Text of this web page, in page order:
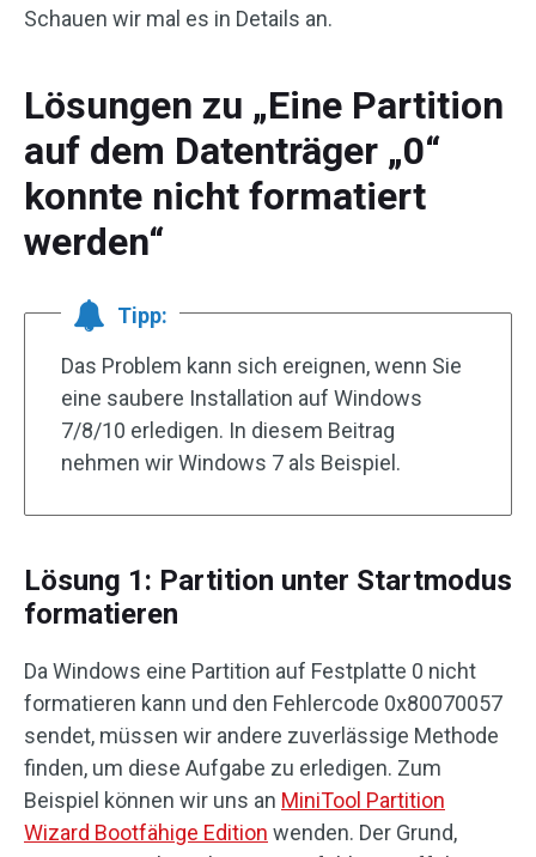
Schauen wir mal es in Details an.
Lösungen zu „Eine Partition
auf dem Datenträger „0“
konnte nicht formatiert
werden“
Tipp:
Das Problem kann sich ereignen, wenn Sie
eine saubere Installation auf Windows
7/8/10 erledigen. In diesem Beitrag
nehmen wir Windows 7 als Beispiel.
Lösung 1: Partition unter Startmodus
formatieren
Da Windows eine Partition auf Festplatte 0 nicht
formatieren kann und den Fehlercode 0x80070057
sendet, müssen wir andere zuverlässige Methode
finden, um diese Aufgabe zu erledigen. Zum
Beispiel können wir uns an MiniTool Partition
Wizard Bootfähige Edition wenden. Der Grund,